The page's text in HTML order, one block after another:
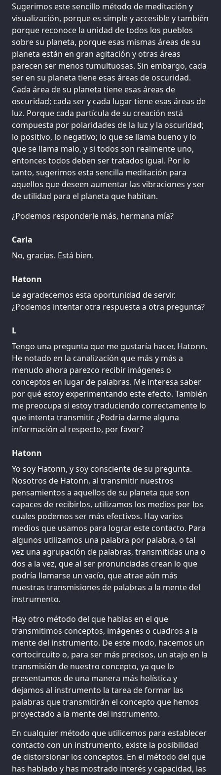
Sugerimos este sencillo método de meditación y
visualización, porque es simple y accesible y también
porque reconoce la unidad de todos los pueblos
sobre su planeta, porque esas mismas áreas de su
planeta están en gran agitación y otras áreas
parecen ser menos tumultuosas. Sin embargo, cada
ser en su planeta tiene esas áreas de oscuridad.
Cada área de su planeta tiene esas áreas de
oscuridad; cada ser y cada lugar tiene esas áreas de
luz. Porque cada partícula de su creación está
compuesta por polaridades de la luz y la oscuridad;
lo positivo, lo negativo; lo que se llama bueno y lo
que se llama malo, y si todos son realmente uno,
entonces todos deben ser tratados igual. Por lo
tanto, sugerimos esta sencilla meditación para
aquellos que deseen aumentar las vibraciones y ser
de utilidad para el planeta que habitan.
¿Podemos responderle más, hermana mía?
Carla
No, gracias. Está bien.
Hatonn
Le agradecemos esta oportunidad de servir.
¿Podemos intentar otra respuesta a otra pregunta?
L
Tengo una pregunta que me gustaría hacer, Hatonn.
He notado en la canalización que más y más a
menudo ahora parezco recibir imágenes o
conceptos en lugar de palabras. Me interesa saber
por qué estoy experimentando este efecto. También
me preocupa si estoy traduciendo correctamente lo
que intenta transmitir. ¿Podría darme alguna
información al respecto, por favor?
Hatonn
Yo soy Hatonn, y soy consciente de su pregunta.
Nosotros de Hatonn, al transmitir nuestros
pensamientos a aquellos de su planeta que son
capaces de recibirlos, utilizamos los medios por los
cuales podemos ser más efectivos. Hay varios
medios que usamos para lograr este contacto. Para
algunos utilizamos una palabra por palabra, o tal
vez una agrupación de palabras, transmitidas una o
dos a la vez, que al ser pronunciadas crean lo que
podría llamarse un vacío, que atrae aún más
nuestras transmisiones de palabras a la mente del
instrumento.
Hay otro método del que hablas en el que
transmitimos conceptos, imágenes o cuadros a la
mente del instrumento. De este modo, hacemos un
cortocircuito o, para ser más precisos, un atajo en la
transmisión de nuestro concepto, ya que lo
presentamos de una manera más holística y
dejamos al instrumento la tarea de formar las
palabras que transmitirán el concepto que hemos
proyectado a la mente del instrumento.
En cualquier método que utilicemos para establecer
contacto con un instrumento, existe la posibilidad
de distorsionar los conceptos. En el método del que
has hablado y has mostrado interés y capacidad, las